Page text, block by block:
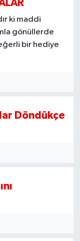
ki maddi
gönüllerde
bir hediye
Döndükçe